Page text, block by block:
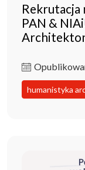
Rekrutacja
PAN &
humanistyka